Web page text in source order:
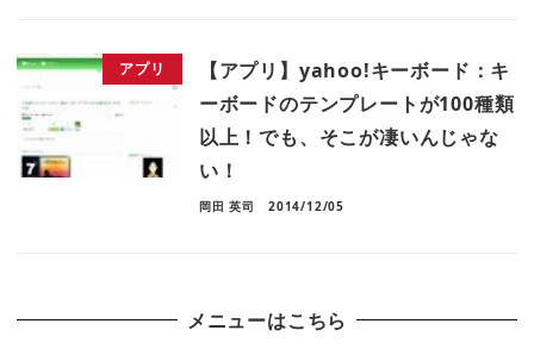
アプリ
【アプリ】yahoo!キーボード：キ
ーボードのテンプレートが100種類
以上！でも、そこが凄いんじゃな
い！
岡田 英司 2014/12/05
メニューはこちら